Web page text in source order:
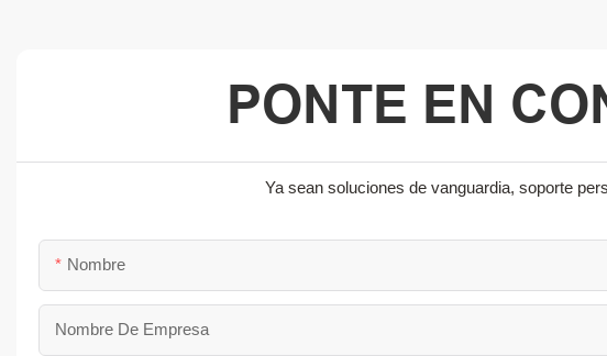
PONTE EN
Ya sean soluciones de vanguardia, soporte
Nombre
Nombre De Empresa